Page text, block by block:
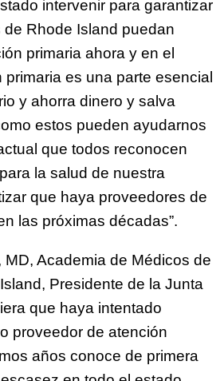
intervenir para garantizar
Rhode Island puedan
primaria ahora y en el
es una parte esencial
y ahorra dinero y salva
estos pueden ayudarnos
que todos reconocen
la salud de nuestra
que haya proveedores de
las próximas décadas”.
MD, Academia de Médicos de
Presidente de la Junta
que haya intentado
proveedor de atención
años conoce de primera